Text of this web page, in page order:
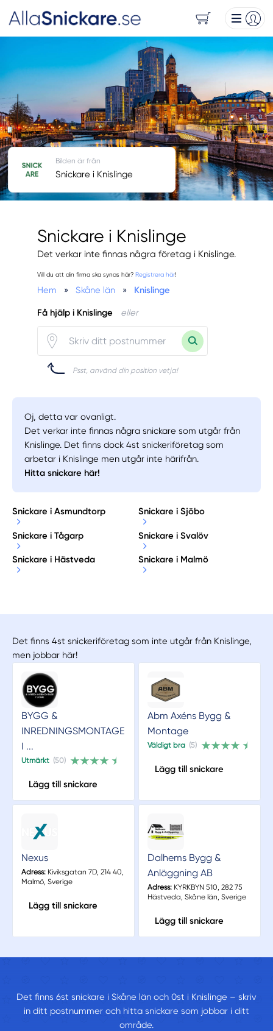
Snickare i Knislinge
Det verkar inte finnas några företag i Knislinge.
Vill du att din firma ska synas här? Registrera här!
Hem » Skåne län » Knislinge
Få hjälp i Knislinge eller
Psst, använd din position vetja!
Bilden är från
Snickare i Knislinge
Oj, detta var ovanligt.
Det verkar inte finnas några snickare som utgår från
Knislinge. Det finns dock 4st snickeriföretag som
arbetar i Knislinge men utgår inte härifrån.
Hitta snickare här!
Snickare i Asmundtorp Snickare i Sjöbo
Snickare i Tågarp Snickare i Svalöv
Snickare i Hästveda Snickare i Malmö
Det finns 4st snickeriföretag som inte utgår från Knislinge,
men jobbar här!
BYGG &
INREDNINGSMONTAGE
I ...
Utmärkt (50)
Lägg till snickare
Abm Axéns Bygg &
Montage
Väldigt bra (5)
Lägg till snickare
Nexus
Adress:Kiviksgatan 7D, 214 40,
Malmö, Sverige
Lägg till snickare
Dalhems Bygg &
Anläggning AB
Adress:KYRKBYN 510, 282 75
Hästveda, Skåne län, Sverige
Lägg till snickare
Det finns 6st snickare i Skåne län och 0st i Knislinge – skriv
in ditt postnummer och hitta snickare som jobbar i ditt
område.